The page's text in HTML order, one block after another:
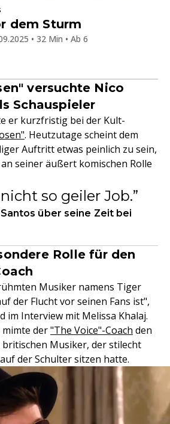
dem Sturm
• 32 Min • Ab 6
versuchte Nico
Schauspieler
er kurzfristig bei der Kult-
. Heutzutage scheint dem
Auftritt etwas peinlich zu sein,
seiner äußert komischen Rolle
so geiler Job.
über seine Zeit bei
Rolle für den
Musiker namens Tiger
der Flucht vor seinen Fans ist",
im Interview mit Melissa Khalaj.
mimte der"The Voice"-Coach den
Musiker, der stilecht
der Schulter sitzen hatte.